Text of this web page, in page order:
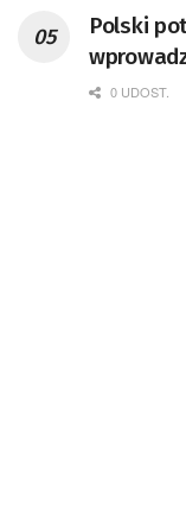
Polski
0 UDOST.